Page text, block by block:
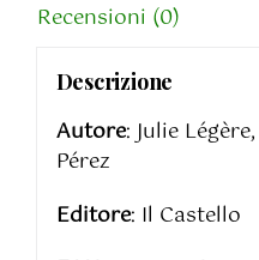
Recensioni (0)
Descrizione
Autore: Julie
Pérez
Editore: Il Castello